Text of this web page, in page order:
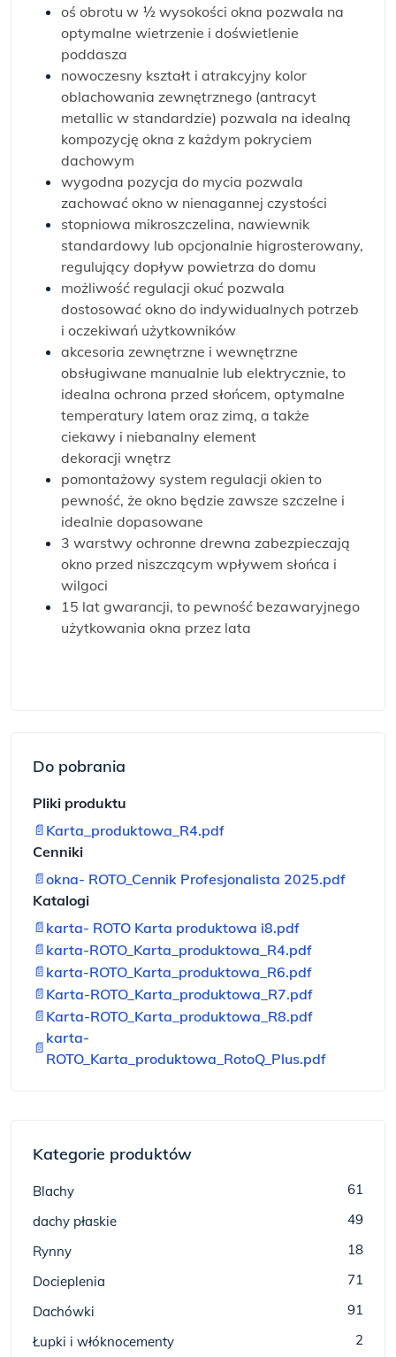
oś obrotu w ½ wysokości okna pozwala na
optymalne wietrzenie i doświetlenie
poddasza
nowoczesny kształt i atrakcyjny kolor
oblachowania zewnętrznego (antracyt
metallic w standardzie) pozwala na idealną
kompozycję okna z każdym pokryciem
dachowym
wygodna pozycja do mycia pozwala
zachować okno w nienagannej czystości
stopniowa mikroszczelina, nawiewnik
standardowy lub opcjonalnie higrosterowany,
regulujący dopływ powietrza do domu
możliwość regulacji okuć pozwala
dostosować okno do indywidualnych potrzeb
i oczekiwań użytkowników
akcesoria zewnętrzne i wewnętrzne
obsługiwane manualnie lub elektrycznie, to
idealna ochrona przed słońcem, optymalne
temperatury latem oraz zimą, a także
ciekawy i niebanalny element
dekoracji wnętrz
pomontażowy system regulacji okien to
pewność, że okno będzie zawsze szczelne i
idealnie dopasowane
3 warstwy ochronne drewna zabezpieczają
okno przed niszczącym wpływem słońca i
wilgoci
15 lat gwarancji, to pewność bezawaryjnego
użytkowania okna przez lata
Do pobrania
Pliki produktu
📄 Karta_produktowa_R4.pdf
Cenniki
📄okna- ROTO_Cennik Profesjonalista 2025.pdf
Katalogi
📄 karta- ROTO Karta produktowa i8.pdf
📄 karta-ROTO_Karta_produktowa_R4.pdf
📄 karta-ROTO_Karta_produktowa_R6.pdf
📄 Karta-ROTO_Karta_produktowa_R7.pdf
📄 Karta-ROTO_Karta_produktowa_R8.pdf
📄
karta-
ROTO_Karta_produktowa_RotoQ_Plus.pdf
Kategorie produktów
Blachy
61
dachy płaskie
49
Rynny
18
Docieplenia
71
Dachówki
91
Łupki i włóknocementy
2